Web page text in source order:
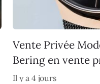
Vente Privée
Bering en vente
Il y a 4 jours